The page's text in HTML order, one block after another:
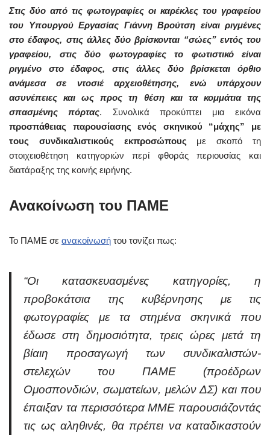
Στις δύο από τις φωτογραφίες οι καρέκλες του γραφείου
του Υπουργού Εργασίας Γιάννη Βρούτση είναι ριγμένες
στο έδαφος, στις άλλες δύο βρίσκονται “σώες” εντός του
γραφείου, στις δύο φωτογραφίες το φωτιστικό είναι
ριγμένο στο έδαφος, στις άλλες δύο βρίσκεται όρθιο
ανάμεσα σε ντοσιέ αρχειοθέτησης, ενώ υπάρχουν
ασυνέπειες και ως προς τη θέση και τα κομμάτια της
σπασμένης πόρτας. Συνολικά προκύπτει μια εικόνα
προσπάθειας παρουσίασης ενός σκηνικού “μάχης” με
τους συνδικαλιστικούς εκπροσώπους με σκοπό τη
στοιχειοθέτηση κατηγοριών περί φθοράς περιουσίας και
διατάραξης της κοινής ειρήνης.
Ανακοίνωση του ΠΑΜΕ
Το ΠΑΜΕ σε ανακοίνωσή του τονίζει πως:
“Οι κατασκευασμένες κατηγορίες, η
προβοκάτσια της κυβέρνησης με τις
φωτογραφίες με τα στημένα σκηνικά που
έδωσε στη δημοσιότητα, τρεις ώρες μετά τη
βίαιη προσαγωγή των συνδικαλιστών-
στελεχών του ΠΑΜΕ (προέδρων
Ομοσπονδιών, σωματείων, μελών ΔΣ) και που
έπαιξαν τα περισσότερα ΜΜΕ παρουσιάζοντάς
τις ως αληθινές, θα πρέπει να καταδικαστούν